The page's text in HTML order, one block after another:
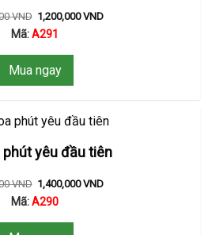
VND 1,200,000VND
Mã:A291
Mua ngay
phút yêu đầu tiên
VND 1,400,000VND
Mã:A290